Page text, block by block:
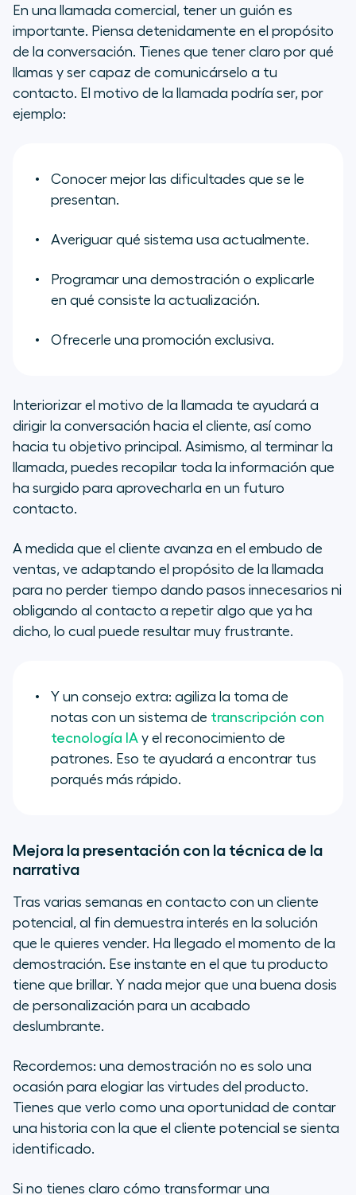
En una llamada comercial, tener un guión es
importante. Piensa detenidamente en el propósito
de la conversación. Tienes que tener claro por qué
llamas y ser capaz de comunicárselo a tu
contacto. El motivo de la llamada podría ser, por
ejemplo:
Conocer mejor las dificultades que se le
presentan.
Averiguar qué sistema usa actualmente.
Programar una demostración o explicarle
en qué consiste la actualización.
Ofrecerle una promoción exclusiva.
Interiorizar el motivo de la llamada te ayudará a
dirigir la conversación hacia el cliente, así como
hacia tu objetivo principal. Asimismo, al terminar la
llamada, puedes recopilar toda la información que
ha surgido para aprovecharla en un futuro
contacto.
A medida que el cliente avanza en el embudo de
ventas, ve adaptando el propósito de la llamada
para no perder tiempo dando pasos innecesarios ni
obligando al contacto a repetir algo que ya ha
dicho, lo cual puede resultar muy frustrante.
Y un consejo extra: agiliza la toma de
notas con un sistema de transcripción con
tecnología IA y el reconocimiento de
patrones. Eso te ayudará a encontrar tus
porqués más rápido.
Mejora la presentación con la técnica de la
narrativa
Tras varias semanas en contacto con un cliente
potencial, al fin demuestra interés en la solución
que le quieres vender. Ha llegado el momento de la
demostración. Ese instante en el que tu producto
tiene que brillar. Y nada mejor que una buena dosis
de personalización para un acabado
deslumbrante.
Recordemos: una demostración no es solo una
ocasión para elogiar las virtudes del producto.
Tienes que verlo como una oportunidad de contar
una historia con la que el cliente potencial se sienta
identificado.
Si no tienes claro cómo transformar una